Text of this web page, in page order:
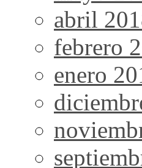
abril
febrero
enero